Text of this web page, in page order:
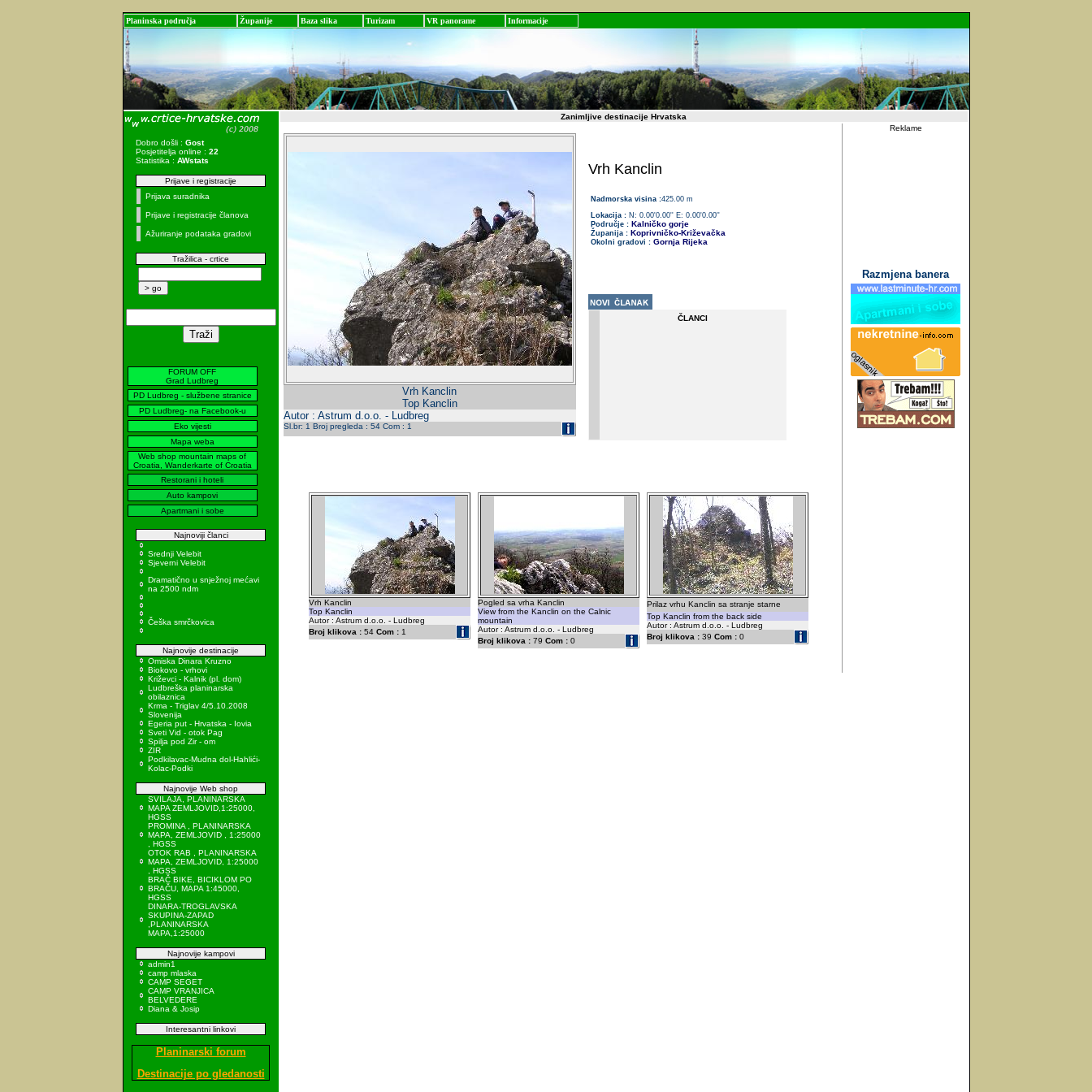
Planinska područja Županije Baza slika Turizam VR panorame Informacije
Dobro došli : Gost
Posjetitelja online : 22
Statistika : AWstats
Prijave i registracije
Prijava suradnika
Prijave i registracije članova
Ažuriranje podataka gradovi
Tražilica - crtice
FORUM OFF
Grad Ludbreg
PD Ludbreg - službene stranice
PD Ludbreg- na Facebook-u
Eko vijesti
Mapa weba
Web shop mountain maps of
Croatia, Wanderkarte of Croatia
Restorani i hoteli
Auto kampovi
Apartmani i sobe
Najnoviji članci
Srednji Velebit
Sjeverni Velebit
Dramatično u snježnoj mećavi
na 2500 ndm
Češka smrčkovica
Najnovije destinacije
Omiska Dinara Kruzno
Biokovo - vrhovi
Križevci - Kalnik (pl. dom)
Ludbreška planinarska
obilaznica
Krma - Triglav 4/5.10.2008
Slovenija
Egeria put - Hrvatska - Iovia
Sveti Vid - otok Pag
Spilja pod Zir - om
ZIR
Podkilavac-Mudna dol-Hahlići-
Kolac-Podki
Najnovije Web shop
SVILAJA, PLANINARSKA
MAPA ZEMLJOVID,1:25000,
HGSS
PROMINA , PLANINARSKA
MAPA, ZEMLJOVID , 1:25000
, HGSS
OTOK RAB , PLANINARSKA
MAPA, ZEMLJOVID, 1:25000
, HGSS
BRAČ BIKE, BICIKLOM PO
BRAČU, MAPA 1:45000,
HGSS
DINARA-TROGLAVSKA
SKUPINA-ZAPAD
,PLANINARSKA
MAPA,1:25000
Najnovije kampovi
admin1
camp mlaska
CAMP SEGET
CAMP VRANJICA
BELVEDERE
Diana & Josip
Interesantni linkovi
Planinarski forum
Destinacije po gledanosti
Zanimljive destinacije Hrvatska
Vrh Kanclin
Top Kanclin
Autor : Astrum d.o.o. - Ludbreg
Sl.br: 1 Broj pregleda : 54 Com : 1
Vrh Kanclin
Nadmorska visina :425.00 m
Lokacija :N: 0.00'0.00'' E: 0.00'0.00''
Područje :Kalničko gorje
Županija : Koprivničko-Križevačka
Okolni gradovi : Gornja Rijeka
ČLANCI
Vrh Kanclin
Top Kanclin
Autor : Astrum d.o.o. - Ludbreg
Broj klikova : 54 Com : 1
Pogled sa vrha Kanclin
View from the Kanclin on the Calnic
mountain
Autor : Astrum d.o.o. - Ludbreg
Broj klikova : 79 Com : 0
Prilaz vrhu Kanclin sa stranje starne
Top Kanclin from the back side
Autor : Astrum d.o.o. - Ludbreg
Broj klikova : 39 Com : 0
Reklame
Razmjena banera